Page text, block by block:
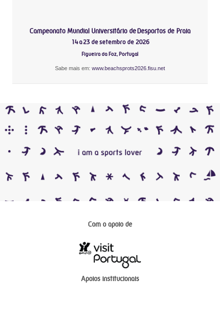
Campeonato Mundial Universitário de Desportos de Praia
14 a 23 de setembro de 2026
Figueira da Foz, Portugal
Sabe mais em: www.beachsprots2026.fisu.net
Com o apoio de
Apoios institucionais